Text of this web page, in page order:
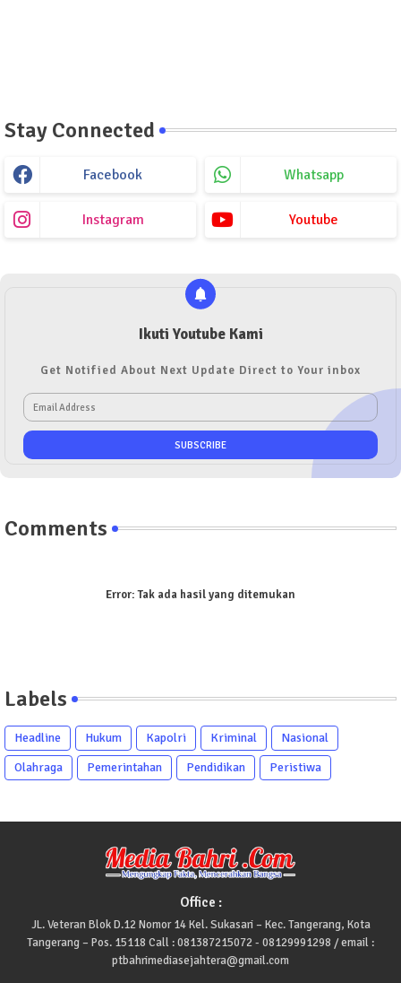
Stay Connected
Facebook Whatsapp
Instagram Youtube
Ikuti Youtube Kami
Get Notified About Next Update Direct to Your inbox
Comments
Error:Tak ada hasil yang ditemukan
Labels
Headline Hukum Kapolri Kriminal
Nasional
Olahraga
Pemerintahan Pendidikan Peristiwa
Office :
JL. Veteran Blok D.12 Nomor 14 Kel. Sukasari – Kec. Tangerang, Kota
Tangerang – Pos. 15118 Call : 081387215072 - 08129991298 / email :
ptbahrimediasejahtera@gmail.com